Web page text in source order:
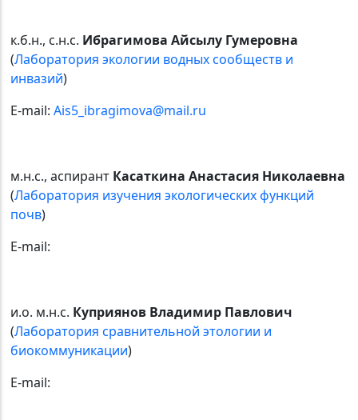
к.б.н., с.н.с. Ибрагимова Айсылу Гумеровна
(Лаборатория экологии водных сообществ и
инвазий)
E-mail: Ais5_ibragimova@mail.ru
м.н.с., аспирант Касаткина Анастасия Николаевна
(Лаборатория изучения экологических функций
почв)
E-mail:
и.о. м.н.с. Куприянов Владимир Павлович
(Лаборатория сравнительной этологии и
биокоммуникации)
E-mail: